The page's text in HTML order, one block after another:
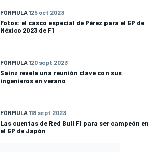
FÓRMULA 125 oct 2023
Fotos: el casco especial de Pérez para el GP de
México 2023 de F1
FÓRMULA 120 sept 2023
Sainz revela una reunión clave con sus
ingenieros en verano
FÓRMULA 118 sept 2023
Las cuentas de Red Bull F1 para ser campeón en
el GP de Japón